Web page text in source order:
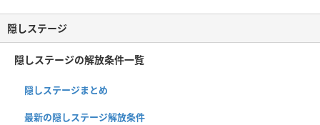
隠しステージ
隠しステージの解放条件一覧
隠しステージまとめ
最新の隠しステージ解放条件